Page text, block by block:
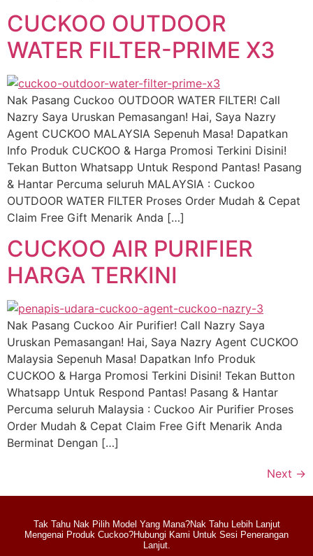
CUCKOO OUTDOOR
WATER FILTER-PRIME X3
Nak Pasang Cuckoo OUTDOOR WATER FILTER! Call
Nazry Saya Uruskan Pemasangan! Hai, Saya Nazry
Agent CUCKOO MALAYSIA Sepenuh Masa! Dapatkan
Info Produk CUCKOO & Harga Promosi Terkini Disini!
Tekan Button Whatsapp Untuk Respond Pantas! Pasang
& Hantar Percuma seluruh MALAYSIA : Cuckoo
OUTDOOR WATER FILTER Proses Order Mudah & Cepat
Claim Free Gift Menarik Anda […]
CUCKOO AIR PURIFIER
HARGA TERKINI
Nak Pasang Cuckoo Air Purifier! Call Nazry Saya
Uruskan Pemasangan! Hai, Saya Nazry Agent CUCKOO
Malaysia Sepenuh Masa! Dapatkan Info Produk
CUCKOO & Harga Promosi Terkini Disini! Tekan Button
Whatsapp Untuk Respond Pantas! Pasang & Hantar
Percuma seluruh Malaysia : Cuckoo Air Purifier Proses
Order Mudah & Cepat Claim Free Gift Menarik Anda
Berminat Dengan […]
Next →
Tak Tahu Nak Pilih Model Yang Mana?Nak Tahu Lebih Lanjut
Mengenai Produk Cuckoo?Hubungi Kami Untuk Sesi Penerangan
Lanjut.